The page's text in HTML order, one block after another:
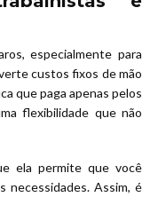
especialmente para
custos fixos de mão
que paga apenas pelos
flexibilidade que não
ela permite que você
necessidades. Assim, é